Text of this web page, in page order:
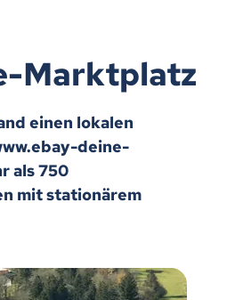
Marktplatz
einen lokalen
deine-
als 750
mit stationärem